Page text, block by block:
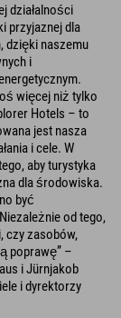
działalności
przyjaznej dla
dzięki naszemu
i
więcej niż tylko
Hotels – to
jest nasza
i cele. W
aby turystyka
dla środowiska.
być
od tego,
czy zasobów,
poprawę” –
i Jürnjakob
i dyrektorzy